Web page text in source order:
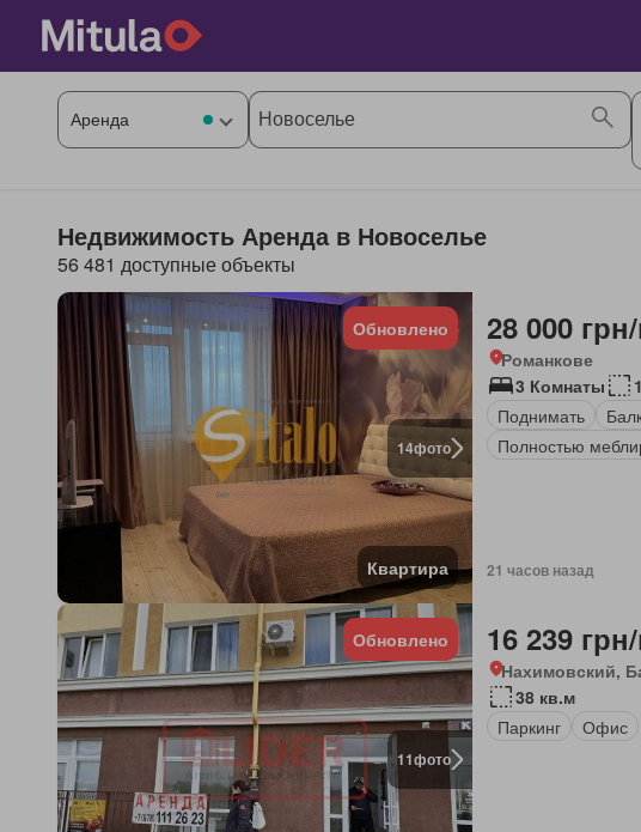
Недвижимость Аренда в Новоселье
56 481 доступные объекты
14фото
Обновлено
Квартира
28 000
Романкове
3 Комнаты
Поднимать
Полностью
21 часов назад
11фото
Обновлено 16 239
Нахимовский,
38 кв.м
Паркинг
Офис